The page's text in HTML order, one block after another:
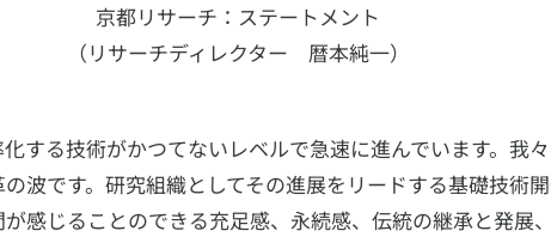
京都リサーチ：ステートメント
（リサーチディレクター 暦本純一）
する技術がかつてないレベルで急速に進んでいます。我
波です。研究組織としてその進展をリードする基礎技術
感じることのできる充足感、永続感、伝統の継承と発展